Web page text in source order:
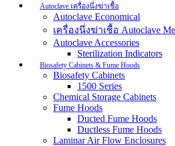
Autoclave เครื่องนึ่งฆ่าเชื้อ
Autoclave Economical
เครื่องนึ่งฆ่าเชื้อ Autoclave
Autoclave Accessories
Sterilization Indicators
Biosafety Cabinets & Fume Hoods
Biosafety Cabinets
1500 Series
Chemical Storage Cabinets
Fume Hoods
Ducted Fume Hoods
Ductless Fume Hoods
Laminar Air Flow Enclosures